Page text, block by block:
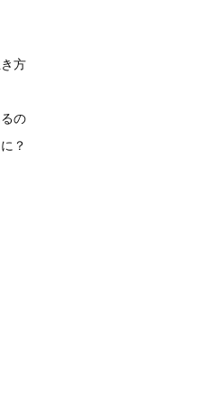
方
の
？